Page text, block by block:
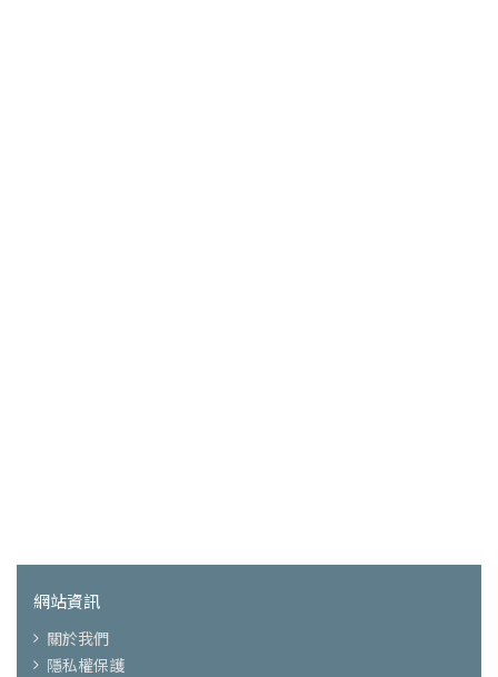
網站資訊
關於我們
隱私權保護